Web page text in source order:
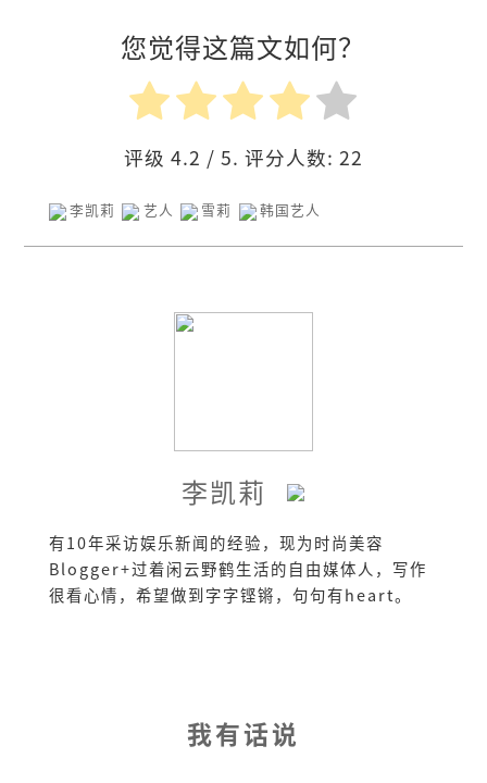
您觉得这篇文如何？
评级 4.2 / 5. 评分人数: 22
李凯莉 艺人 雪莉 韩国艺人
李凯莉
有10年采访娱乐新闻的经验，现为时尚美容
Blogger+过着闲云野鹤生活的自由媒体人，写作
很看心情，希望做到字字铿锵，句句有heart。
我有话说